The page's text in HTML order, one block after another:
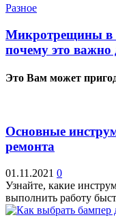
Разное
Микротрещины в
почему это важно
Это Вам может
Основные
ремонта
01.11.2021 0
Узнайте, какие
выполнить работу